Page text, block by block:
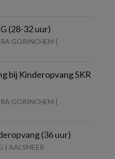
(28-32 uur)
GORINCHEM |
bij Kinderopvang SKR
GORINCHEM |
(36 uur)
| AALSMEER